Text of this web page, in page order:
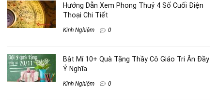
Hướng Dẫn Xem Phong Thuỷ 4 Số Cuối Điện
Thoại Chi Tiết
Kinh Nghiệm 0
Bật Mí 10+ Quà Tặng Thầy Cô Giáo Tri Ân Đầy
Ý Nghĩa
Kinh Nghiệm 0